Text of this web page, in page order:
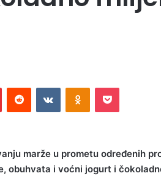
marže u prometu određenih
obuhvata i voćni jogurt i